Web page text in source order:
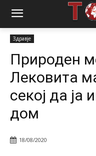
Почетна Здравје
Здравје
Природен
Лековита
секој да ја
дом
18/08/2020